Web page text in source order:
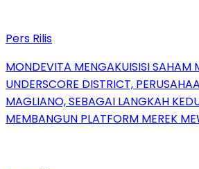
Pers Rilis
MONDEVITA MENGAKUISISI SAHAM
UNDERSCORE DISTRICT,
MAGLIANO, SEBAGAI LANGKAH
MEMBANGUN PLATFORM MEREK